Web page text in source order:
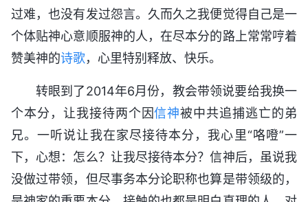
过难，也没有发过怨言。久而久之我便觉得自己是一
个体贴神心意顺服神的人，在尽本分的路上常常哼着
赞美神的诗歌，心里特别释放、快乐。
转眼到了2014年6月份，教会带领说要给我换一
个本分，让我接待两个因信神被中共追捕逃亡的弟
兄。一听说让我在家尽接待本分，我心里“咯噔”一
下，心想：怎么？让我尽接待本分？信神后，虽说我
没做过带领，但尽事务本分论职称也算是带领级的，